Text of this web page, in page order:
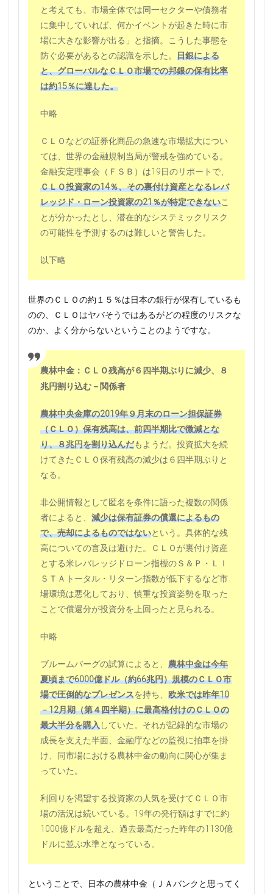
と考えても、市場全体では同一セクターや債務者
に集中していれば、何かイベントが起きた時に市
場に大きな影響が出る」と指摘。こうした事態を
防ぐ必要があるとの認識を示した。 日銀による
と、グローバルなＣＬＯ市場での邦銀の保有比率
は約15％に達した。
中略
ＣＬＯなどの証券化商品の急速な市場拡大につい
ては、世界の金融規制当局が警戒を強めている。
金融安定理事会（ＦＳＢ）は19日のリポートで、
ＣＬＯ投資家の14％、その裏付け資産となるレバ
レッジド・ローン投資家の21％が特定できないこ
とが分かったとし、潜在的なシステミックリスク
の可能性を予測するのは難しいと警告した。
以下略
世界のＣＬＯの約１５％は日本の銀行が保有しているも
のの、ＣＬＯはヤバそうではあるがどの程度のリスクな
のか、よく分からないということのようですな。
農林中金：ＣＬＯ残高が６四半期ぶりに減少、８
兆円割り込む－関係者
農林中央金庫の2019年９月末のローン担保証券
（ＣＬＯ）保有残高は、前四半期比で微減とな
り、８兆円を割り込んだもようだ。投資拡大を続
けてきたＣＬＯ保有残高の減少は６四半期ぶりと
なる。
非公開情報として匿名を条件に語った複数の関係
者によると、 減少は保有証券の償還によるもの
で、売却によるものではないという。具体的な残
高についての言及は避けた。ＣＬＯが裏付け資産
とする米レバレッジドローン指標のＳ＆Ｐ・ＬＩ
ＳＴＡトータル・リターン指数が低下するなど市
場環境は悪化しており、慎重な投資姿勢を取った
ことで償還分が投資分を上回ったと見られる。
中略
ブルームバーグの試算によると、 農林中金は今年
夏頃まで6000億ドル（約66兆円）規模のＣＬＯ市
場で圧倒的なプレゼンスを持ち、 欧米では昨年10
－12月期（第４四半期）に最高格付けのＣＬＯの
最大半分を購入していた。それが記録的な市場の
成長を支えた半面、金融庁などの監視に拍車を掛
け、同市場における農林中金の動向に関心が集ま
っていた。
利回りを渇望する投資家の人気を受けてＣＬＯ市
場の活況は続いている。19年の発行額はすでに約
1000億ドルを超え、過去最高だった昨年の1130億
ドルに並ぶ水準となっている。
ということで、日本の農林中金（ＪＡバンクと思ってく